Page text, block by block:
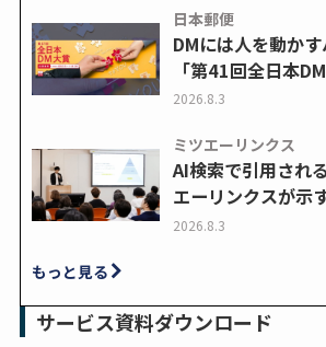
日本郵便
DMには人を動か
「第41回全日本
2026.8.3
ミツエーリンクス
AI検索で引用され
エーリンクスが示
2026.8.3
もっと見る
サービス資料ダウンロード